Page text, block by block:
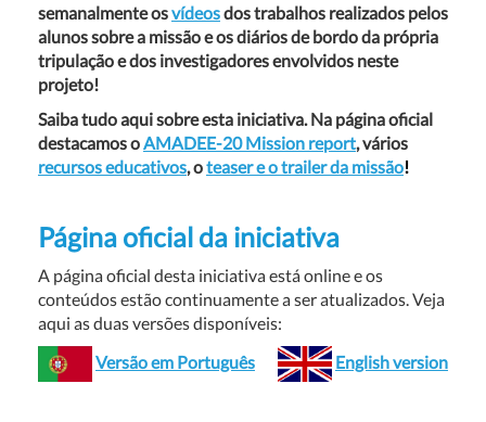
semanalmente osvídeosdos trabalhos realizados pelos
alunos sobre a missão e os diários de bordo da própria
tripulação e dos investigadores envolvidos neste
projeto!
Saiba tudo aqui sobre esta iniciativa. Na página oficial
destacamos oAMADEE-20 Mission report, vários
recursos educativos, oteaser e o trailer da missão!
Página oficial da iniciativa
A página oficial desta iniciativa está online e os
conteúdos estão continuamente a ser atualizados. Veja
aqui as duas versões disponíveis:
Versão em Português
English version